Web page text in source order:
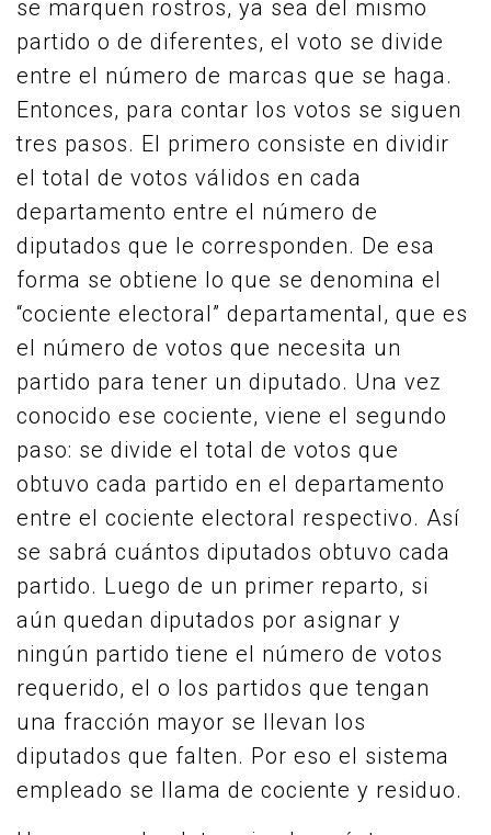
se marquen rostros, ya sea del mismo
partido o de diferentes, el voto se divide
entre el número de marcas que se haga.
Entonces, para contar los votos se siguen
tres pasos. El primero consiste en dividir
el total de votos válidos en cada
departamento entre el número de
diputados que le corresponden. De esa
forma se obtiene lo que se denomina el
“cociente electoral” departamental, que es
el número de votos que necesita un
partido para tener un diputado. Una vez
conocido ese cociente, viene el segundo
paso: se divide el total de votos que
obtuvo cada partido en el departamento
entre el cociente electoral respectivo. Así
se sabrá cuántos diputados obtuvo cada
partido. Luego de un primer reparto, si
aún quedan diputados por asignar y
ningún partido tiene el número de votos
requerido, el o los partidos que tengan
una fracción mayor se llevan los
diputados que falten. Por eso el sistema
empleado se llama de cociente y residuo.